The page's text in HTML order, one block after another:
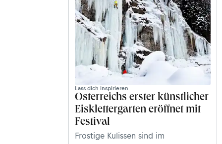
Lass dich inspirieren
Österreichs erster künstlicher
Eisklettergarten eröffnet mit
Festival
Frostige Kulissen sind im